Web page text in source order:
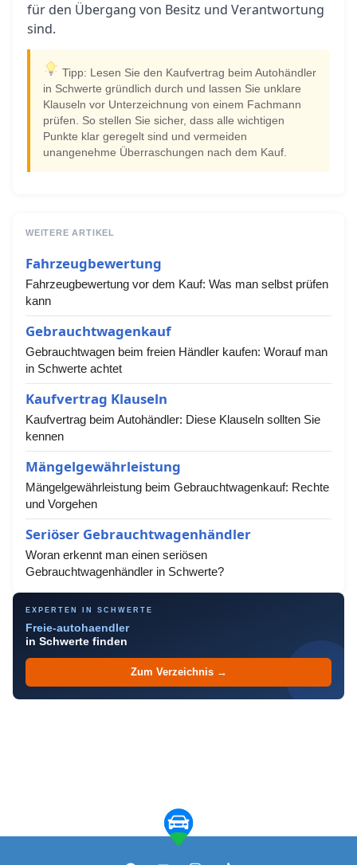
für den Übergang von Besitz und Verantwortung
sind.
Tipp: Lesen Sie den Kaufvertrag beim Autohändler
in Schwerte gründlich durch und lassen Sie unklare
Klauseln vor Unterzeichnung von einem Fachmann
prüfen. So stellen Sie sicher, dass alle wichtigen
Punkte klar geregelt sind und vermeiden
unangenehme Überraschungen nach dem Kauf.
WEITERE ARTIKEL
Fahrzeugbewertung
Fahrzeugbewertung vor dem Kauf: Was man selbst prüfen
kann
Gebrauchtwagenkauf
Gebrauchtwagen beim freien Händler kaufen: Worauf man
in Schwerte achtet
Kaufvertrag Klauseln
Kaufvertrag beim Autohändler: Diese Klauseln sollten Sie
kennen
Mängelgewährleistung
Mängelgewährleistung beim Gebrauchtwagenkauf: Rechte
und Vorgehen
Seriöser Gebrauchtwagenhändler
Woran erkennt man einen seriösen
Gebrauchtwagenhändler in Schwerte?
EXPERTEN IN SCHWERTE
Freie-autohaendler
in Schwerte finden
Zum Verzeichnis →